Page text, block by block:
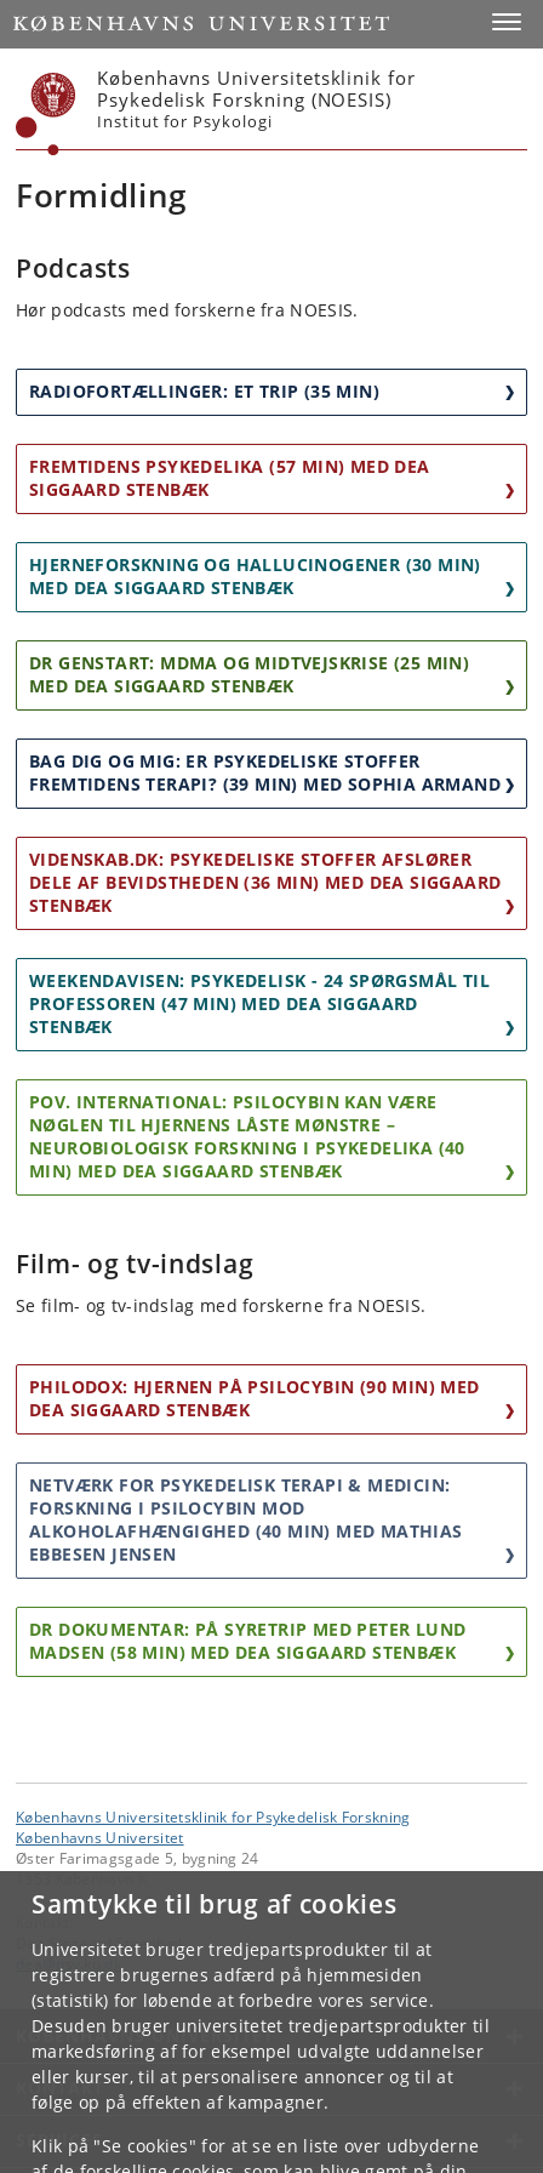
Samtykke til brug af cookies
Universitetet bruger tredjepartsprodukter til at
registrere brugernes adfærd på hjemmesiden
(statistik) for løbende at forbedre vores service.
Desuden bruger universitetet tredjepartsprodukter til
markedsføring af for eksempel udvalgte uddannelser
eller kurser, til at personalisere annoncer og til at
følge op på effekten af kampagner.
Klik på "Se cookies" for at se en liste over udbyderne
Start
Københavns Universitetsklinik for
Psykedelisk Forskning (NOESIS)
Institut for Psykologi
Formidling
Podcasts
Hør podcasts med forskerne fra NOESIS.
RADIOFORTÆLLINGER: ET TRIP (35 MIN)
FREMTIDENS PSYKEDELIKA (57 MIN) MED DEA
SIGGAARD STENBÆK
HJERNEFORSKNING OG HALLUCINOGENER (30 MIN)
MED DEA SIGGAARD STENBÆK
DR GENSTART: MDMA OG MIDTVEJSKRISE (25 MIN)
MED DEA SIGGAARD STENBÆK
BAG DIG OG MIG: ER PSYKEDELISKE STOFFER
FREMTIDENS TERAPI? (39 MIN) MED SOPHIA ARMAND
VIDENSKAB.DK: PSYKEDELISKE STOFFER AFSLØRER
DELE AF BEVIDSTHEDEN (36 MIN) MED DEA SIGGAARD
STENBÆK
WEEKENDAVISEN: PSYKEDELISK - 24 SPØRGSMÅL TIL
PROFESSOREN (47 MIN) MED DEA SIGGAARD
STENBÆK
POV. INTERNATIONAL: PSILOCYBIN KAN VÆRE
NØGLEN TIL HJERNENS LÅSTE MØNSTRE –
NEUROBIOLOGISK FORSKNING I PSYKEDELIKA (40
MIN) MED DEA SIGGAARD STENBÆK
Film- og tv-indslag
Se film- og tv-indslag med forskerne fra NOESIS.
PHILODOX: HJERNEN PÅ PSILOCYBIN (90 MIN) MED
DEA SIGGAARD STENBÆK
NETVÆRK FOR PSYKEDELISK TERAPI & MEDICIN:
FORSKNING I PSILOCYBIN MOD
ALKOHOLAFHÆNGIGHED (40 MIN) MED MATHIAS
EBBESEN JENSEN
DR DOKUMENTAR: PÅ SYRETRIP MED PETER LUND
MADSEN (58 MIN) MED DEA SIGGAARD STENBÆK
Københavns Universitetsklinik for Psykedelisk Forskning
Københavns Universitet
Øster Farimagsgade 5, bygning 24
Dea Siggaard Steenbæk
KØBENHAVNS UNIVERSITET
KONTAKT
SERVICES